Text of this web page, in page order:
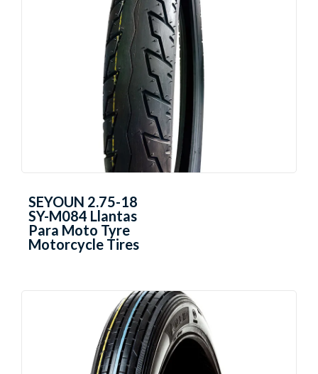
SEYOUN 2.75-18
SY-M084 Llantas
Para Moto Tyre
Motorcycle Tires